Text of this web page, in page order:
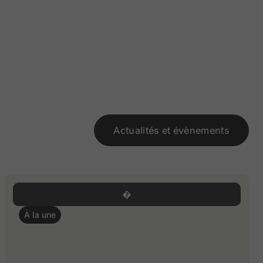
Actualités et évènements
À la une